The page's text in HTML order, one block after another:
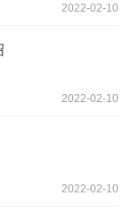
2022-02-10
2022-02-10
2022-02-10